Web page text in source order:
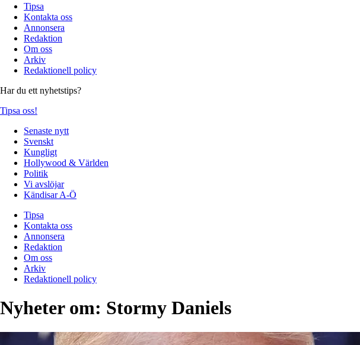
Tipsa
Kontakta oss
Annonsera
Redaktion
Om oss
Arkiv
Redaktionell policy
Har du ett nyhetstips?
Tipsa oss!
Senaste nytt
Svenskt
Kungligt
Hollywood & Världen
Politik
Vi avslöjar
Kändisar A-Ö
Tipsa
Kontakta oss
Annonsera
Redaktion
Om oss
Arkiv
Redaktionell policy
Nyheter om: Stormy Daniels